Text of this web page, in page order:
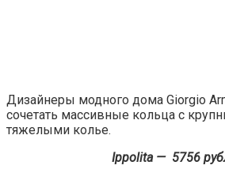
Дизайнеры модного дома Giorgio
сочетать массивные кольца с
тяжелыми колье.
Ippolita — 5756